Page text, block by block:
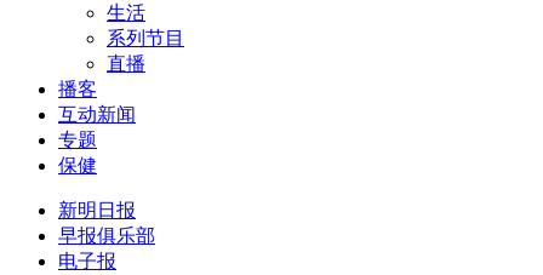
生活
系列节目
直播
播客
互动新闻
专题
保健
新明日报
早报俱乐部
电子报